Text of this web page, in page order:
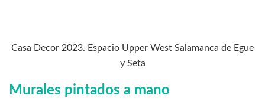
Casa Decor 2023. Espacio Upper West Salamanca de Egue
y Seta
Murales pintados a mano